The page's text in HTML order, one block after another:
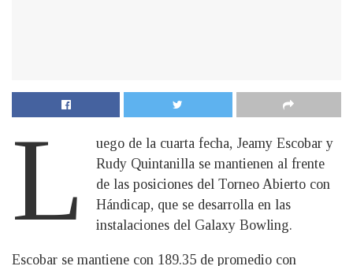
L
uego de la cuarta fecha, Jeamy Escobar y
Rudy Quintanilla se mantienen al frente
de las posiciones del Torneo Abierto con
Hándicap, que se desarrolla en las
instalaciones del Galaxy Bowling.
Escobar se mantiene con 189.35 de promedio con